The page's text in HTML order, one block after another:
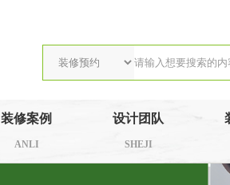
装修案例
ANLI
设计团队
SHEJI